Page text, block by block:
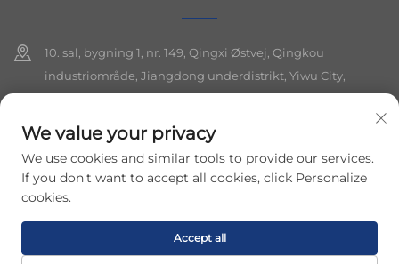
10. sal, bygning 1, nr. 149, Qingxi Østvej, Qingkou
industriområde, Jiangdong underdistrikt, Yiwu City,
+86-19564394943
[email protected]
Ophavsret © 2026 Yiwu Lancui Jewelry Co., Ltd. Alle rettigheder
We value your privacy
We use cookies and similar tools to provide our services.
If you don't want to accept all cookies, click Personalize
cookies.
Accept all